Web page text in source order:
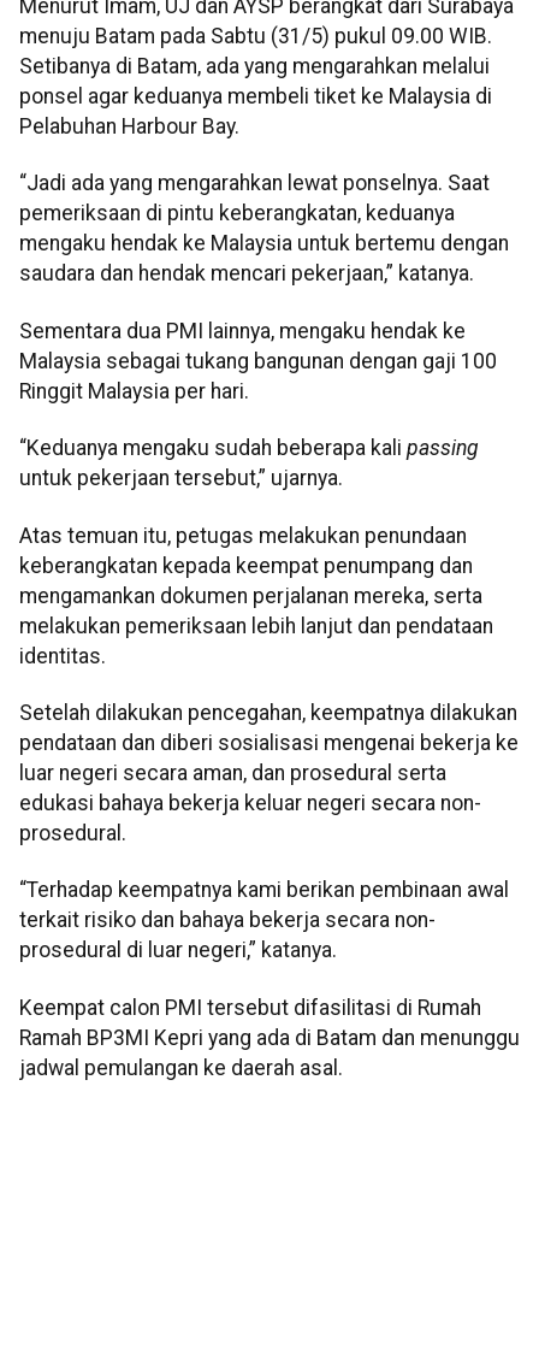
Menurut Imam, UJ dan AYSP berangkat dari Surabaya
menuju Batam pada Sabtu (31/5) pukul 09.00 WIB.
Setibanya di Batam, ada yang mengarahkan melalui
ponsel agar keduanya membeli tiket ke Malaysia di
Pelabuhan Harbour Bay.
“Jadi ada yang mengarahkan lewat ponselnya. Saat
pemeriksaan di pintu keberangkatan, keduanya
mengaku hendak ke Malaysia untuk bertemu dengan
saudara dan hendak mencari pekerjaan,” katanya.
Sementara dua PMI lainnya, mengaku hendak ke
Malaysia sebagai tukang bangunan dengan gaji 100
Ringgit Malaysia per hari.
“Keduanya mengaku sudah beberapa kali passing
untuk pekerjaan tersebut,” ujarnya.
Atas temuan itu, petugas melakukan penundaan
keberangkatan kepada keempat penumpang dan
mengamankan dokumen perjalanan mereka, serta
melakukan pemeriksaan lebih lanjut dan pendataan
identitas.
Setelah dilakukan pencegahan, keempatnya dilakukan
pendataan dan diberi sosialisasi mengenai bekerja ke
luar negeri secara aman, dan prosedural serta
edukasi bahaya bekerja keluar negeri secara non-
prosedural.
“Terhadap keempatnya kami berikan pembinaan awal
terkait risiko dan bahaya bekerja secara non-
prosedural di luar negeri,” katanya.
Keempat calon PMI tersebut difasilitasi di Rumah
Ramah BP3MI Kepri yang ada di Batam dan menunggu
jadwal pemulangan ke daerah asal.